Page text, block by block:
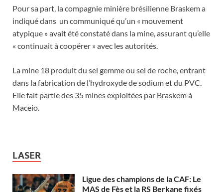
Pour sa part, la compagnie minière brésilienne Braskem a
indiqué dans un communiqué qu’un « mouvement
atypique » avait été constaté dans la mine, assurant qu’elle
« continuait à coopérer » avec les autorités.
La mine 18 produit du sel gemme ou sel de roche, entrant
dans la fabrication de l’hydroxyde de sodium et du PVC.
Elle fait partie des 35 mines exploitées par Braskem à
Maceio.
LASER
Ligue des champions de la CAF: Le
MAS de Fès et la RS Berkane fixés